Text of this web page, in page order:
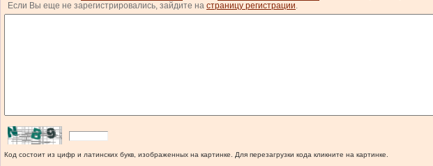
Если Вы еще не зарегистрировались, зайдите на страницу регистрации.
Код состоит из цифр и латинских букв, изображенных на картинке. Для перезагрузки кода кликните на картинке.